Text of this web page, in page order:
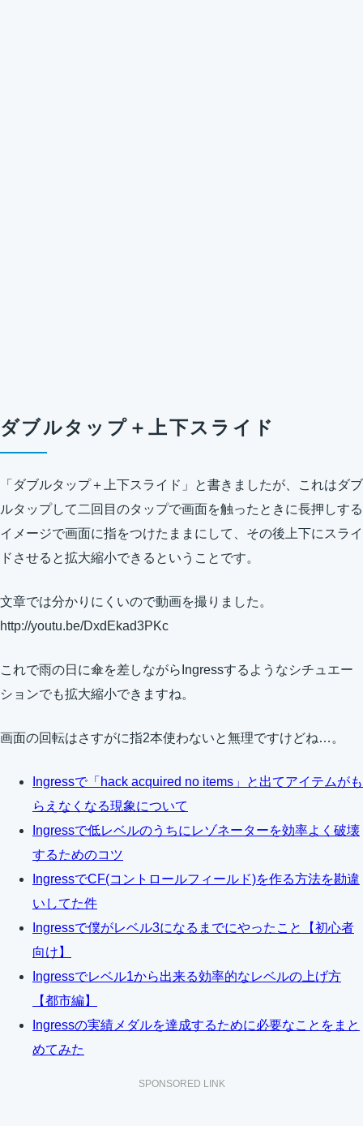
ダブルタップ＋上下スライド
「ダブルタップ＋上下スライド」と書きましたが、これはダブ
ルタップして二回目のタップで画面を触ったときに長押しする
イメージで画面に指をつけたままにして、その後上下にスライ
ドさせると拡大縮小できるということです。
文章では分かりにくいので動画を撮りました。
http://youtu.be/DxdEkad3PKc
これで雨の日に傘を差しながらIngressするようなシチュエー
ションでも拡大縮小できますね。
画面の回転はさすがに指2本使わないと無理ですけどね…。
Ingressで「hack acquired no items」と出てアイテムがも
らえなくなる現象について
Ingressで低レベルのうちにレゾネーターを効率よく破壊
するためのコツ
IngressでCF(コントロールフィールド)を作る方法を勘違
いしてた件
Ingressで僕がレベル3になるまでにやったこと【初心者
向け】
Ingressでレベル1から出来る効率的なレベルの上げ方
【都市編】
Ingressの実績メダルを達成するために必要なことをまと
めてみた
SPONSORED LINK